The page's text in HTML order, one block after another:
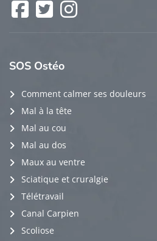
Facebook
SOS Ostéo
Comment calmer ses douleurs
Mal à la tête
Mal au cou
Mal au dos
Maux au ventre
Sciatique et cruralgie
Télétravail
Canal Carpien
Scoliose